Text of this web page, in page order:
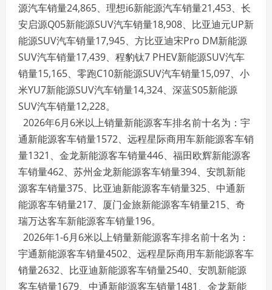
源汽车销量24,865、理想i6新能源汽车销量21,453、长
安启源Q05新能源SUV汽车销量18,908、比亚迪元UP新
能源SUV汽车销量17,945、方比亚迪宋Pro DM新能源
SUV汽车销量17,439、程豹钛7 PHEV新能源SUV汽车
销量15,165、零跑C10新能源SUV汽车销量15,097、小
米YU7新能源SUV汽车销量14,324、深蓝S05新能源
SUV汽车销量12,228。
2026年6月6米以上销量新能源客车排名前十名为：宇
通新能源客车销量1572、远程星际商用车新能源客车销
量1321、金龙新能源客车销量446、福田欧辉新能源客
车销量462、苏州金龙新能源客车销量394、安凯新能
源客车销量375、比亚迪新能源客车销量325、中通新
能源客车销量217、厦门金旅新能源客车销量215、奇
瑞万达客车新能源客车销量196。
2026年1-6月6米以上销量新能源客车排名前十名为：
宇通新能源客车销量4502、远程星际商用车新能源客车
销量2632、比亚迪新能源客车销量2540、安凯新能源
客车销量1679、中通新能源客车销量1481、金龙新能